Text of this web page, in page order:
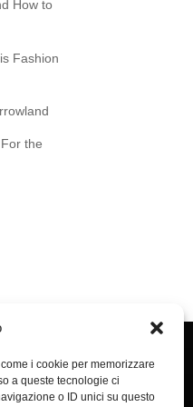
i cookie per memorizzare
a queste tecnologie ci
o ID unici su questo
How to
Fashion
the